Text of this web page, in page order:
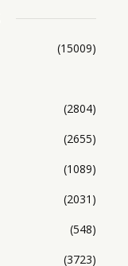
(15009)
(2804)
(2655)
(1089)
(2031)
(548)
(3723)